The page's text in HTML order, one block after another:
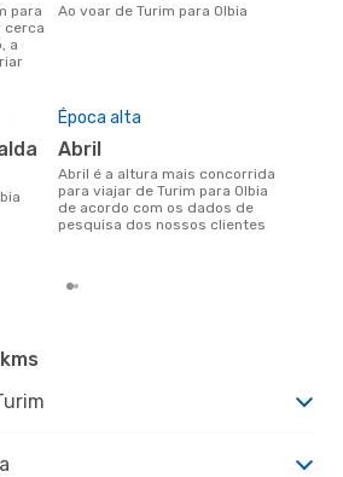
cerca
a
Ao voar de Turim para Olbia
Época alta
abril
abril é a altura mais concorrida
para viajar de Turim para Olbia
de acordo com os dados de
pesquisa dos nossos clientes